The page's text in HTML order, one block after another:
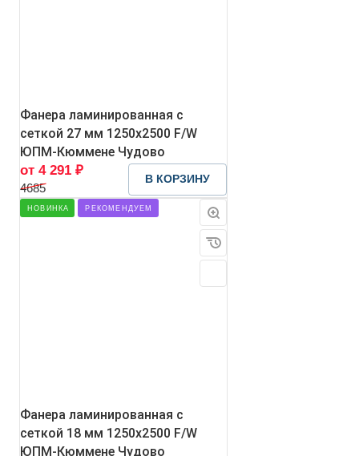
Фанера ламинированная с
сеткой 27 мм 1250х2500 F/W
ЮПМ-Кюммене Чудово
от 4 291 ₽
4685
В КОРЗИНУ
НОВИНКА РЕКОМЕНДУЕМ
Фанера ламинированная с
сеткой 18 мм 1250х2500 F/W
ЮПМ-Кюммене Чудово